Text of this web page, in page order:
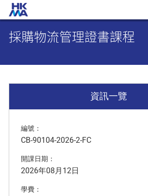
採購物流管理證書課程
採購物流管理證書課程
資訊一覽
編號：
CB-90104-2026-2-FC
開課日期：
2026年08月12日
學費：